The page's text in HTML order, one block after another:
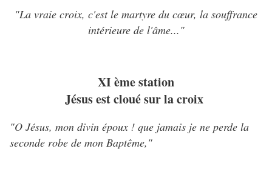
"La vraie croix, c'est le martyre du cœur, la souffrance
intérieure de l'âme..."
XI ème station
Jésus est cloué sur la croix
"O Jésus, mon divin époux ! que jamais je ne perde la
seconde robe de mon Baptême,"